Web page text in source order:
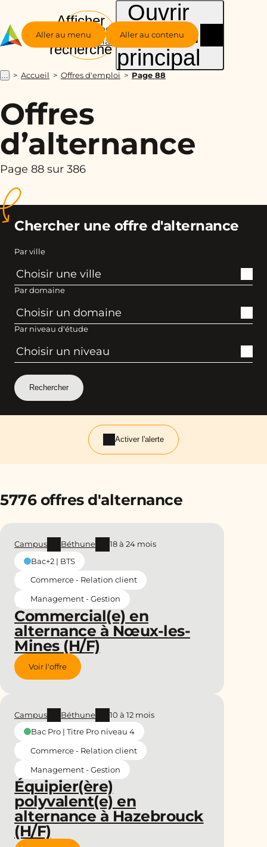
Aller au menu Aller au contenu
Groupe
Alternance
Afficher
la
recherche
Ouvrir
le menu
principal
... Accueil Offres d'emploi Page 88
Offres
d’alternance
Page 88 sur 386
Chercher une offre d'alternance
Par ville
Par domaine
Par niveau d'étude
Activer l'alerte
5776 offres d'alternance
Commercial(e) en
alternance à Nœux-les-
Mines (H/F)
Campus Béthune
18 à 24 mois
Bac+2 | BTS
Commerce - Relation client
Management - Gestion
Voir l'offre
Équipier(ère)
polyvalent(e) en
alternance à Hazebrouck
(H/F)
Campus Béthune
10 à 12 mois
Bac Pro | Titre Pro niveau 4
Commerce - Relation client
Management - Gestion